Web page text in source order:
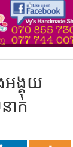
អង្គុយ
ាក់